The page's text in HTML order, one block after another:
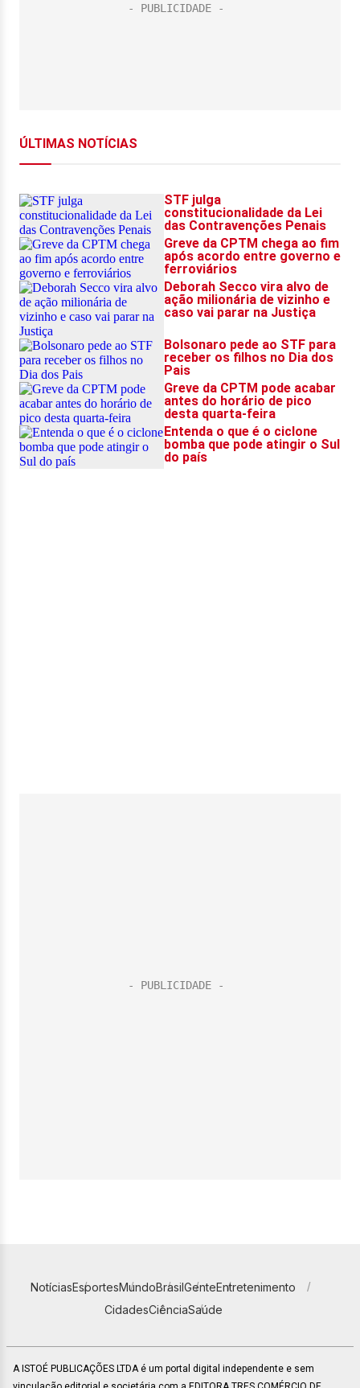
NotíciasEsportesMundoBrasilGenteEntretenimento
CidadesCiênciaSaúde
A ISTOÉ PUBLICAÇÕES LTDA é um portal digital independente e sem